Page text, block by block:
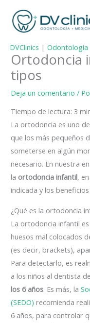
contenido
DVClinics | Odontología
Ortodoncia
tipos
Deja un comentario /
Tiempo de lectura: 3
La ortodoncia es uno
que los más pequeños
someterse en algún
necesario. En nuestra
la ortodoncia infantil,
indicada y los
¿Qué es la ortodoncia
La ortodoncia infantil
huesos mal colocados
(es decir, brackets),
Para detectarlo, es
a los niños al dentista
los 6 años. Es más, la
(SEDO)recomienda
6 años, para controlar